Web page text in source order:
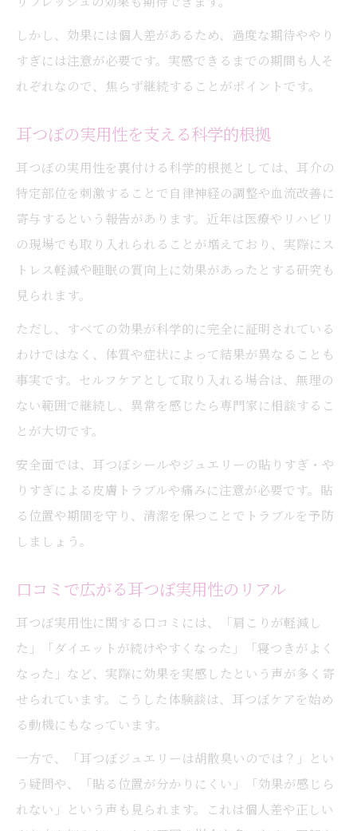
しかし、効果には個人差があるため、過度な期待ややり
すぎには注意が必要です。実感できるまでの期間も人そ
れぞれなので、焦らず継続することがポイントです。
耳つぼの実用性を支える科学的根拠
耳つぼの実用性を裏付ける科学的根拠としては、耳介の
特定部位を刺激することで自律神経の調整や血流改善に
寄与するという報告があります。近年は医療やリハビリ
の現場でも取り入れられることが増えており、実際にス
トレス軽減や睡眠の質向上に効果があったとする研究も
見られます。
ただし、すべての効果が科学的に完全に証明されている
わけではなく、体質や症状によって結果が異なることも
事実です。セルフケアとして取り入れる場合は、無理の
ない範囲で継続し、異常を感じたら専門家に相談するこ
とが大切です。
安全面では、耳つぼシールやジュエリーの貼りすぎ・や
りすぎによる皮膚トラブルや痛みに注意が必要です。貼
る位置や期間を守り、清潔を保つことでトラブルを予防
しましょう。
口コミで広がる耳つぼ実用性のリアル
耳つぼ実用性に関する口コミには、「肩こりが軽減し
た」「ダイエットが続けやすくなった」「寝つきがよく
なった」など、実際に効果を実感したという声が多く寄
せられています。こうした体験談は、耳つぼケアを始め
る動機にもなっています。
一方で、「耳つぼジュエリーは胡散臭いのでは？」とい
う疑問や、「貼る位置が分かりにくい」「効果が感じら
れない」という声も見られます。これは個人差や正しい